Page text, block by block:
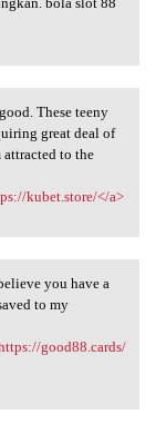
These teeny
great deal of
to the
kubet.store/</a>
you have a
to my
good88.cards/